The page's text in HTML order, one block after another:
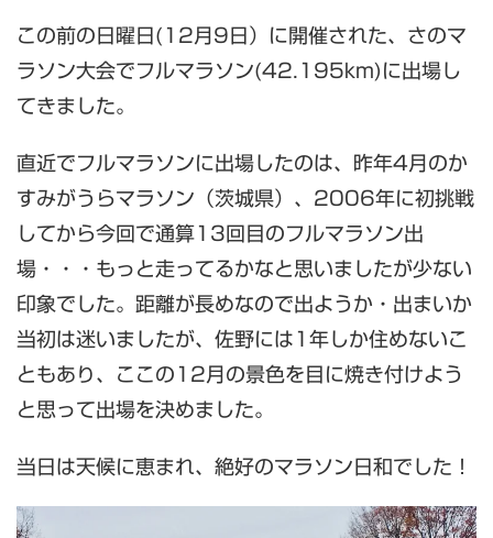
この前の日曜日(12月9日）に開催された、さのマ
ラソン大会でフルマラソン(42.195km)に出場し
てきました。
直近でフルマラソンに出場したのは、昨年4月のか
すみがうらマラソン（茨城県）、2006年に初挑戦
してから今回で通算13回目のフルマラソン出
場・・・もっと走ってるかなと思いましたが少ない
印象でした。距離が長めなので出ようか・出まいか
当初は迷いましたが、佐野には1年しか住めないこ
ともあり、ここの12月の景色を目に焼き付けよう
と思って出場を決めました。
当日は天候に恵まれ、絶好のマラソン日和でした！